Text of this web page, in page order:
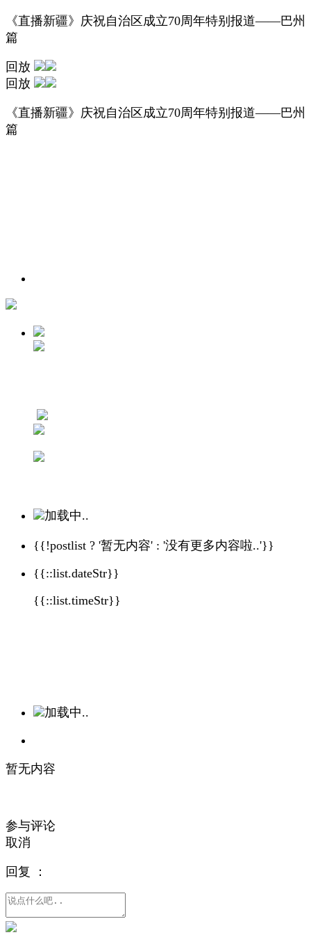
《直播新疆》庆祝自治区成立70周年特别报道——巴州
篇
回放
回放
《直播新疆》庆祝自治区成立70周年特别报道——巴州
篇
加载中..
{{!postlist ? '暂无内容' : '没有更多内容啦..'}}
{{::list.dateStr}}
{{::list.timeStr}}
加载中..
暂无内容
参与评论
取消
回复 ：